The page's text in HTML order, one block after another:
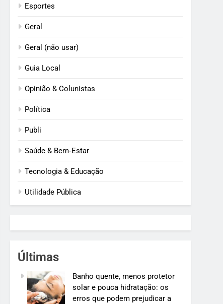
Esportes
Geral
Geral (não usar)
Guia Local
Opinião & Colunistas
Política
Publi
Saúde & Bem‑Estar
Tecnologia & Educação
Utilidade Pública
Últimas
Banho quente, menos protetor
solar e pouca hidratação: os
erros que podem prejudicar a